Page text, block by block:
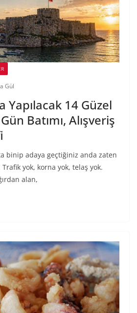
Gül
Yapılacak 14 Güzel
Batımı, Alışveriş
binip adaya geçtiğiniz anda zaten
yok, korna yok, telaş yok.
alan,